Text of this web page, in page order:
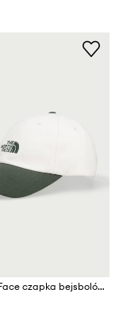
The North Face czapka bejsbolówka z bawełną Norm